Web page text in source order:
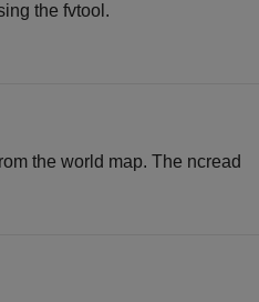
the fvtool.
the world map. The ncread